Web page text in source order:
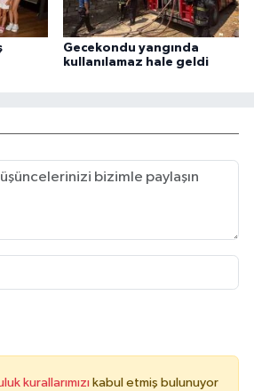
Gecekondu yangında
kullanılamaz hale geldi
kurallarımızı kabul etmiş bulunuyor